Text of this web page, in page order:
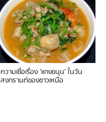
ความเชื่อเรื่อง ‘แกงขนุน’ ในวัน
สงกรานต์ของชาวเหนือ